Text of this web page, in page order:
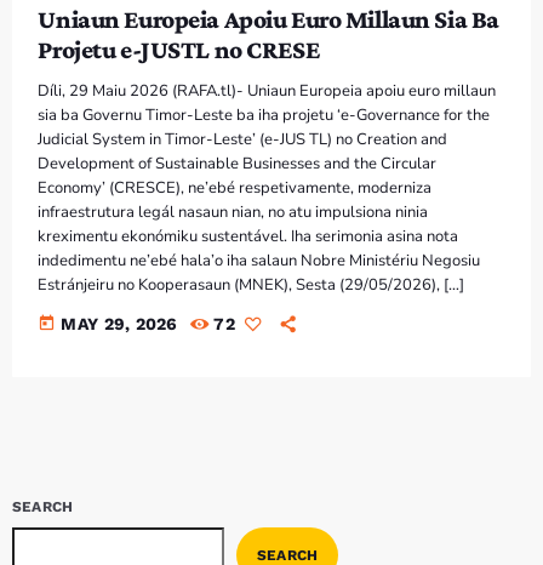
Bom dia RAFA
7:00 AM - 10:00 AM
Bom dia RAFA
7:00 AM - 9:00 AM
Bom dia RAFA
7:00 AM - 10:00 AM
Uniaun Europeia Apoiu Euro Millaun Sia Ba
Projetu e-JUSTL no CRESE
Díli, 29 Maiu 2026 (RAFA.tl)- Uniaun Europeia apoiu euro millaun
sia ba Governu Timor-Leste ba iha projetu ‘e-Governance for the
Judicial System in Timor-Leste’ (e-JUS TL) no Creation and
Development of Sustainable Businesses and the Circular
Economy’ (CRESCE), ne’ebé respetivamente, moderniza
infraestrutura legál nasaun nian, no atu impulsiona ninia
kreximentu ekonómiku sustentável. Iha serimonia asina nota
indedimentu ne’ebé hala’o iha salaun Nobre Ministériu Negosiu
Estránjeiru no Kooperasaun (MNEK), Sesta (29/05/2026), […]
today MAY 29, 2026 72
SEARCH
SEARCH